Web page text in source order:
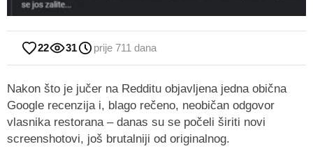
22 31 prije 711 dana
Nakon što je jučer na Redditu objavljena jedna obična
Google recenzija i, blago rečeno, neobičan odgovor
vlasnika restorana – danas su se počeli širiti novi
screenshotovi, još brutalniji od originalnog.